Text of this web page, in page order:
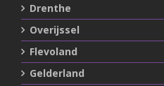
Drenthe
Overijssel
Flevoland
Gelderland